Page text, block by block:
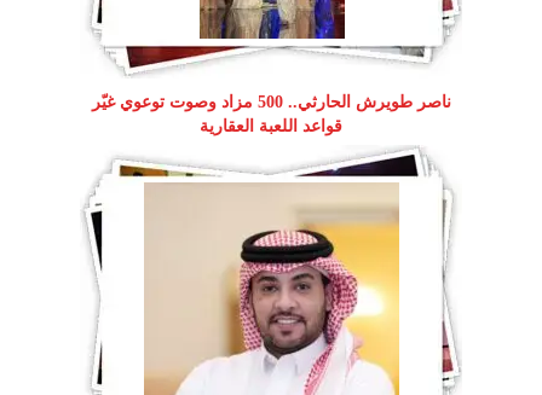
ناصر طويرش الحارثي.. 500 مزاد وصوت توعوي غيّر
قواعد اللعبة العقارية